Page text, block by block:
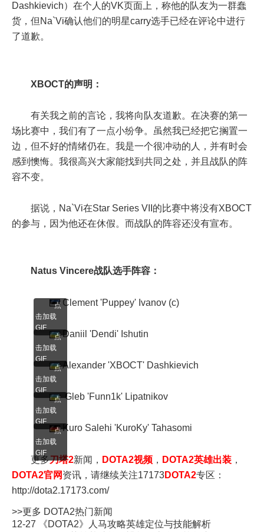
Dashkievich）在个人的VK页面上，称他的队友为一群蠢
货，但Na`Vi确认他们的明星carry选手已经在评论中进行
了道歉。
XBOCT的声明：
有关我之前的言论，我将向队友道歉。在决赛的第一
场比赛中，我们有了一点小纷争。虽然我已经把它搁置一
边，但不好的情绪仍在。我是一个很冲动的人，并有时会
感到懊悔。我很高兴大家能找到共同之处，并且战队的阵
容不变。
据说，Na`Vi在Star Series VII的比赛中将没有XBOCT
的参与，因为他还在休假。而战队的阵容还没有宣布。
Natus Vincere战队选手阵容：
点
击加载
GIF
Clement 'Puppey' Ivanov (c)
点
击加载
GIF
Daniil 'Dendi' Ishutin
点
击加载
GIF
Alexander 'XBOCT' Dashkievich
点
击加载
GIF
Gleb 'Funn1k' Lipatnikov
点
击加载
GIF
Kuro Salehi 'KuroKy' Tahasomi
更多刀塔2新闻， DOTA2视频 ， DOTA2英雄出装 ，
DOTA2官网资讯，请继续关注17173DOTA2专区：
http://dota2.17173.com/
>>更多 DOTA2热门新闻
12-27
《DOTA2》人马攻略英雄定位与技能解析